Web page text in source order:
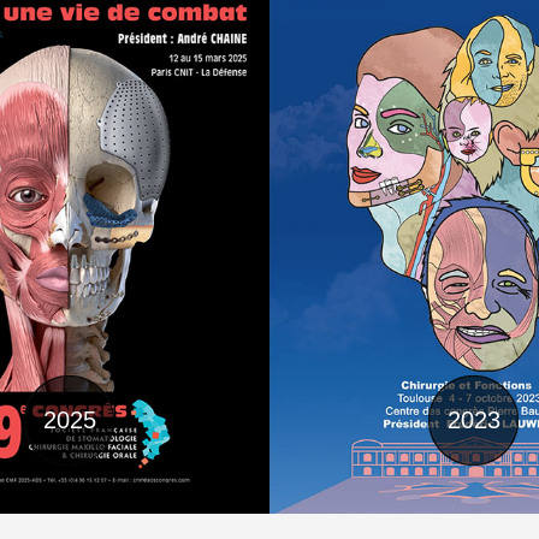
2025 2023